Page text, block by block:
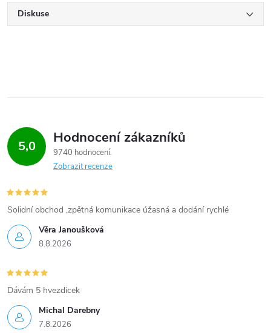
Diskuse
5,0 Hodnocení zákazníků
9740 hodnocení
Zobrazit recenze
Věra Janoušková
8.8.2026
Solidní obchod ,zpětná komunikace úžasná a dodání rychlé
Michal Darebny
7.8.2026
Dávám 5 hvezdicek